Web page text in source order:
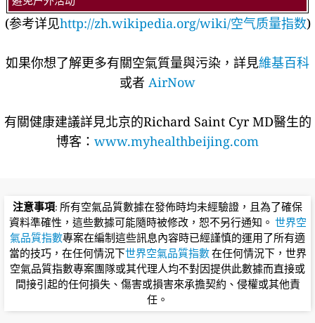
(参考详见http://zh.wikipedia.org/wiki/空气质量指数)
如果你想了解更多有關空氣質量與污染，詳見維基百科
或者 AirNow
有關健康建議詳​​見北京的Richard Saint Cyr MD醫生的
博客： www.myhealthbeijing.com
注意事項: 所有空氣品質數據在發佈時均未經驗證，且為了確保
資料準確性，這些數據可能隨時被修改，恕不另行通知。 世界空
氣品質指數專案在編制這些訊息內容時已經謹慎的運用了所有適
當的技巧，在任何情況下世界空氣品質指數在任何情況下，世界
空氣品質指數專案團隊或其代理人均不對因提供此數據而直接或
間接引起的任何損失、傷害或損害來承擔契約、侵權或其他責
任。